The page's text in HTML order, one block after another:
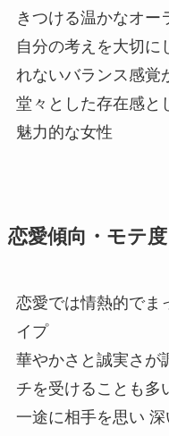
きつける温かなオー
自分の考えを大切に
れないバランス感覚
堂々とした存在感と
魅力的な女性
恋愛傾向・モテ度
恋愛では情熱的でま
イプ
華やかさと誠実さが
チを受けることも多
一途に相手を思い